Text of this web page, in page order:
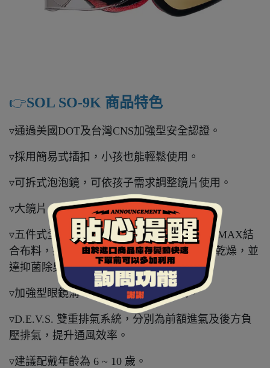
👉️SOL SO-9K 商品特色
▿通過美國DOT及台灣CNS加強型安全認證。
▿採用簡易式插扣，小孩也能輕鬆使用。
▿可拆式泡泡鏡，可依孩子需求調整鏡片使用。
▿大鏡片，又稱外鏡片，採用抗UV400鏡片。
▿五件式全可拆內襯，採用奈米竹碳與COOLMAX結
合布料，提升體表溼氣排除效率，保持涼爽乾燥，並
達抑菌除臭效果。
▿加強型眼鏡溝，讓眼鏡族舒適更有感。
▿D.E.V.S. 雙重排氣系統，分別為前額進氣及後方負
壓排氣，提升通風效率。
▿建議配戴年齡為 6 ~ 10 歲。